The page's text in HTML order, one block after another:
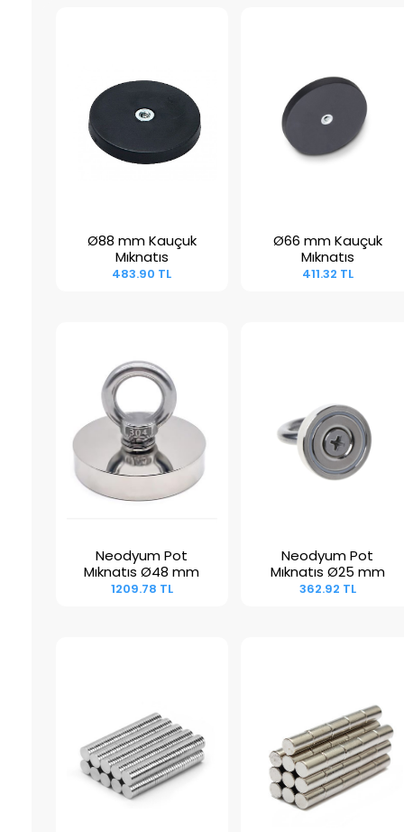
Sepete Ekle
Ø88 mm Kauçuk
Mıknatıs
483.90 TL
Sepete Ekle
Ø66 mm Kauçuk
Mıknatıs
411.32 TL
Sepete Ekle
Neodyum Pot
Mıknatıs Ø48 mm
1209.78 TL
Sepete Ekle
Neodyum Pot
Mıknatıs Ø25 mm
362.92 TL